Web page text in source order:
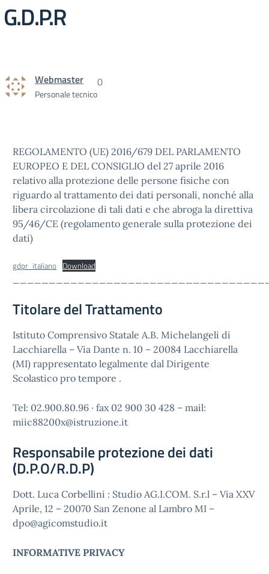
G.D.P.R
Webmaster
Personale tecnico
0
REGOLAMENTO (UE) 2016/679 DEL PARLAMENTO
EUROPEO E DEL CONSIGLIO del 27 aprile 2016
relativo alla protezione delle persone fisiche con
riguardo al trattamento dei dati personali, nonché alla
libera circolazione di tali dati e che abroga la direttiva
95/46/CE (regolamento generale sulla protezione dei
dati)
gdpr_italiano Download
Titolare del Trattamento
Istituto Comprensivo Statale A.B. Michelangeli di
Lacchiarella – Via Dante n. 10 – 20084 Lacchiarella
(MI) rappresentato legalmente dal Dirigente
Scolastico pro tempore .
Tel: 02.900.80.96 · fax 02 900 30 428 – mail:
miic88200x@istruzione.it
Responsabile protezione dei dati
(D.P.O/R.D.P)
Dott. Luca Corbellini : Studio AG.I.COM. S.r.l – Via XXV
Aprile, 12 – 20070 San Zenone al Lambro MI –
dpo@agicomstudio.it
INFORMATIVE PRIVACY